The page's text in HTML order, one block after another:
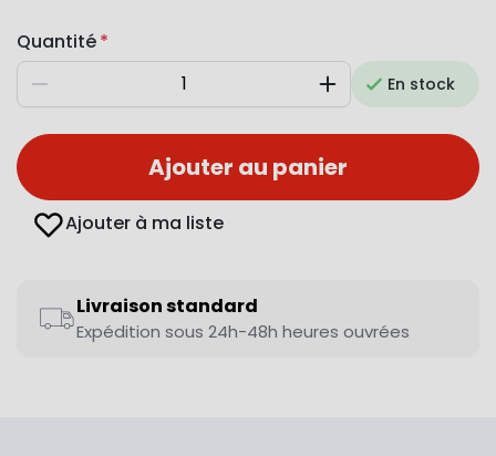
Quantité
Diminuer AugmenterEn stock
Ajouter au panier
Ajouter à ma liste
Livraison standard
Expédition sous 24h-48h heures ouvrées